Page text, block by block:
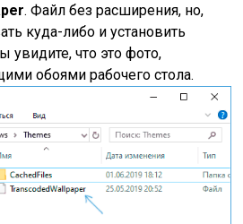
. Файл без расширения, но,
куда-либо и установить
увидите, что это фото,
обоями рабочего стола.